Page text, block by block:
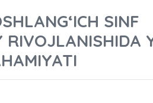
SINF
RIVOJLANISHIDA